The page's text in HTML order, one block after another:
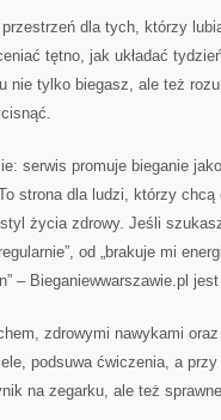
dla tych, którzy
tętno, jak układać
nie tylko biegasz, ale też
serwis promuje bieganie
strona dla ludzi, którzy
życia zdrowy. Jeśli
od „brakuje mi
– Bieganiewwarszawie.pl
zdrowymi nawykami
podsuwa ćwiczenia, a
na zegarku, ale też